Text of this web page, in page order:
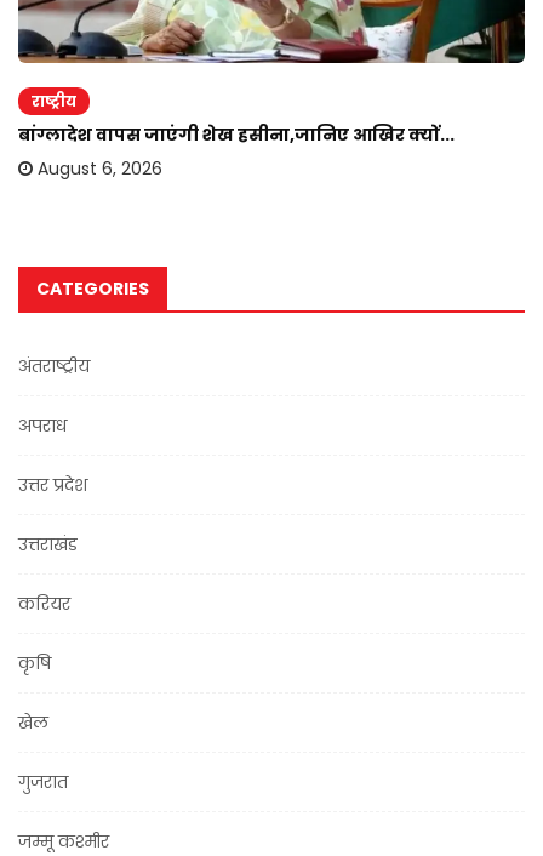
राष्ट्रीय
बांग्लादेश वापस जाएंगी शेख हसीना,जानिए आखिर क्यों...
August 6, 2026
CATEGORIES
अंतराष्ट्रीय
अपराध
उत्तर प्रदेश
उत्तराखंड
करियर
कृषि
खेल
गुजरात
जम्मू कश्मीर